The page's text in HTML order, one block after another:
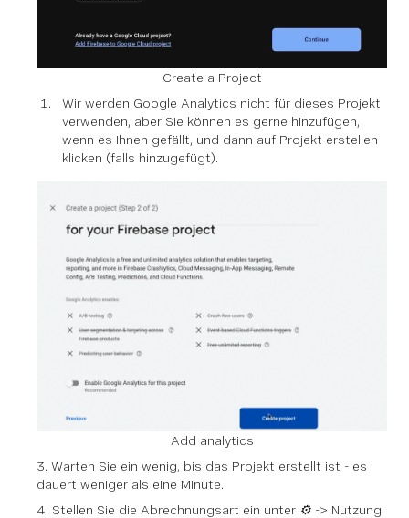
Create a Project
Wir werden Google Analytics nicht für dieses Projekt
verwenden, aber Sie können es gerne hinzufügen,
wenn es Ihnen gefällt, und dann auf Projekt erstellen
klicken (falls hinzugefügt).
Add analytics
3. Warten Sie ein wenig, bis das Projekt erstellt ist - es
dauert weniger als eine Minute.
4. Stellen Sie die Abrechnungsart ein unter ⚙️ -> Nutzung